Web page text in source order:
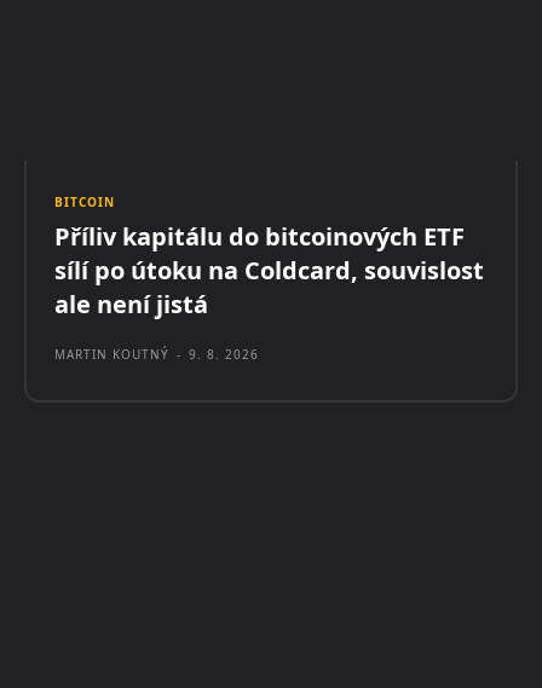
BITCOIN
Příliv kapitálu do bitcoinových ETF
sílí po útoku na Coldcard, souvislost
ale není jistá
MARTIN KOUTNÝ - 9. 8. 2026